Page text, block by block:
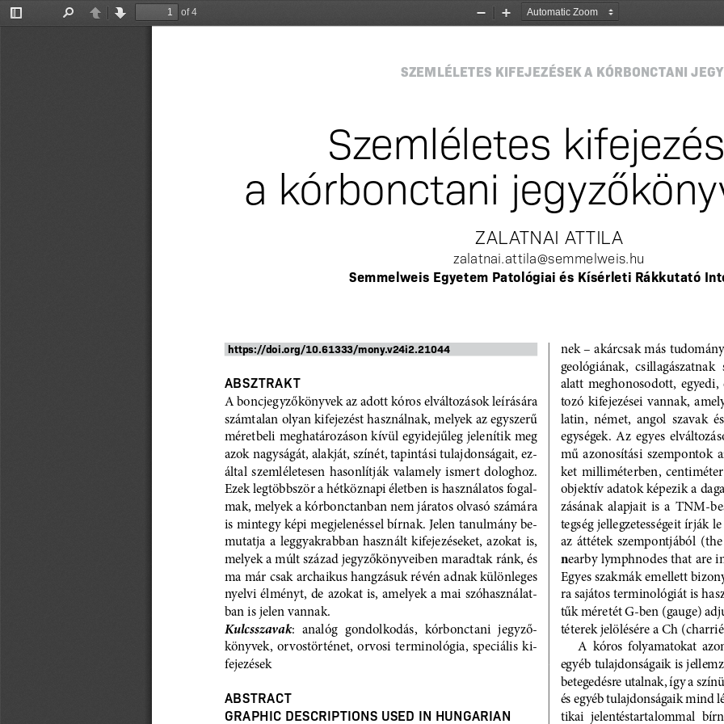
Toggle
PreviousNext
of 4
Zoom
Zoom
Szemléletes
a kórbonctani
ZALATNAI ATTILA
zalatnai.attila@semmelweis.hu
Semmelweis Egyetem Patológiai és Kísérleti Rákkutató
https://doi.org/10.61333/mony.v24i2.21044
ABSZTRAKT
A boncjegyzőkönyvek az adott kóros elváltozások leírására
számtalan olyan kifejezést használnak, melyek az egyszerű
méretbeli meghatározáson kívül egyidejűleg jelenítik meg
azok nagyságát, alakját, színét, tapintási tulajdonságait, ez-
által  szemléletesen  hasonlítják  valamely  ismert  dologhoz.
Ezek legtöbbször a hétköznapi életben is használatos fogal-
mak, melyek a kórbonctanban nem járatos olvasó számára
is mintegy képi megjelenéssel bírnak. Jelen tanulmány be-
mutatja  a  leggyakrabban  használt  kifejezéseket,  azokat  is,
melyek a múlt század jegyzőkönyveiben maradtak ránk, és
ma már csak archaikus hangzásuk révén adnak különleges
nyelvi  élményt,  de  azokat  is,  amelyek  a  mai  szóhasználat-
ban is jelen vannak.
Kulcsszavak:  analóg  gondolkodás,  kórbonctani  jegyző-
könyvek,  orvostörténet,  orvosi  terminológia,  speciális  ki-
fejezések
ABSTRACT
GRAPHIC DESCRIPTIONS USED IN HUNGARIAN
nek – akárcsak más
geológiának,  csillagászatnak
alatt  meghonosodott,  egyedi,
tozó  kifejezései  vannak,
latin,  német,  angol  szavak
egységek.  Az  egyes
mű  azonosítási  szempontok
ket  milliméterben,
objektív adatok képezik a
zásának  alapjait  is  a  TNM-
tegség jellegzetességeit írják
az  áttétek  szempontjából
nearby lymphnodes that are
Egyes szakmák emellett
ra sajátos terminológiát is
tűk méretét G-ben (gauge)
téterek jelölésére a Ch
A  kóros  folyamatokat
egyéb tulajdonságaik is
betegedésre utalnak, így a
és egyéb tulajdonságaik mind
tikai  jelentéstartalommal
SZEMLÉLETES KIFEJEZÉSEK A KÓRBONCTANI